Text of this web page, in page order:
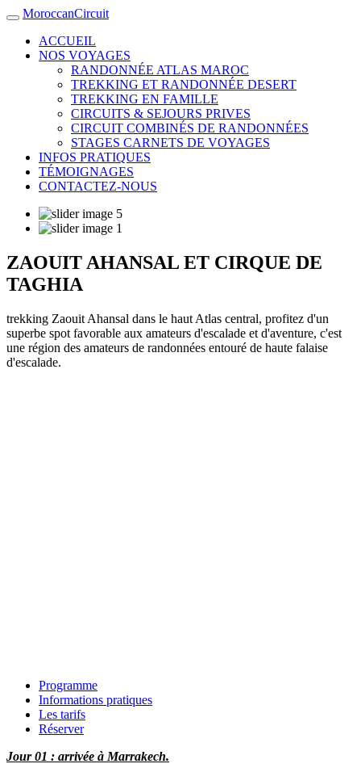
MoroccanCircuit
ACCUEIL
NOS VOYAGES
RANDONNÉE ATLAS MAROC
TREKKING ET RANDONNÉE DESERT
TREKKING EN FAMILLE
CIRCUITS & SEJOURS PRIVES
CIRCUIT COMBINÉS DE RANDONNÉES
STAGES CARNETS DE VOYAGES
INFOS PRATIQUES
TÉMOIGNAGES
CONTACTEZ-NOUS
ZAOUIT AHANSAL ET CIRQUE DE
TAGHIA
trekking Zaouit Ahansal dans le haut Atlas central, profitez d'un
superbe spot favorable aux amateurs d'escalade et d'aventure, c'est
une région des amateurs de randonnées entouré de haute falaise
d'escalade.
Programme
Informations pratiques
Les tarifs
Réserver
Jour 01 : arrivée à Marrakech.